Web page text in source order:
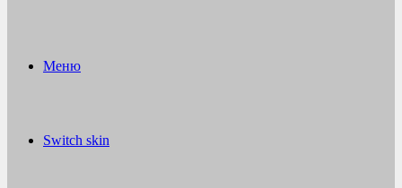
Меню
Switch skin